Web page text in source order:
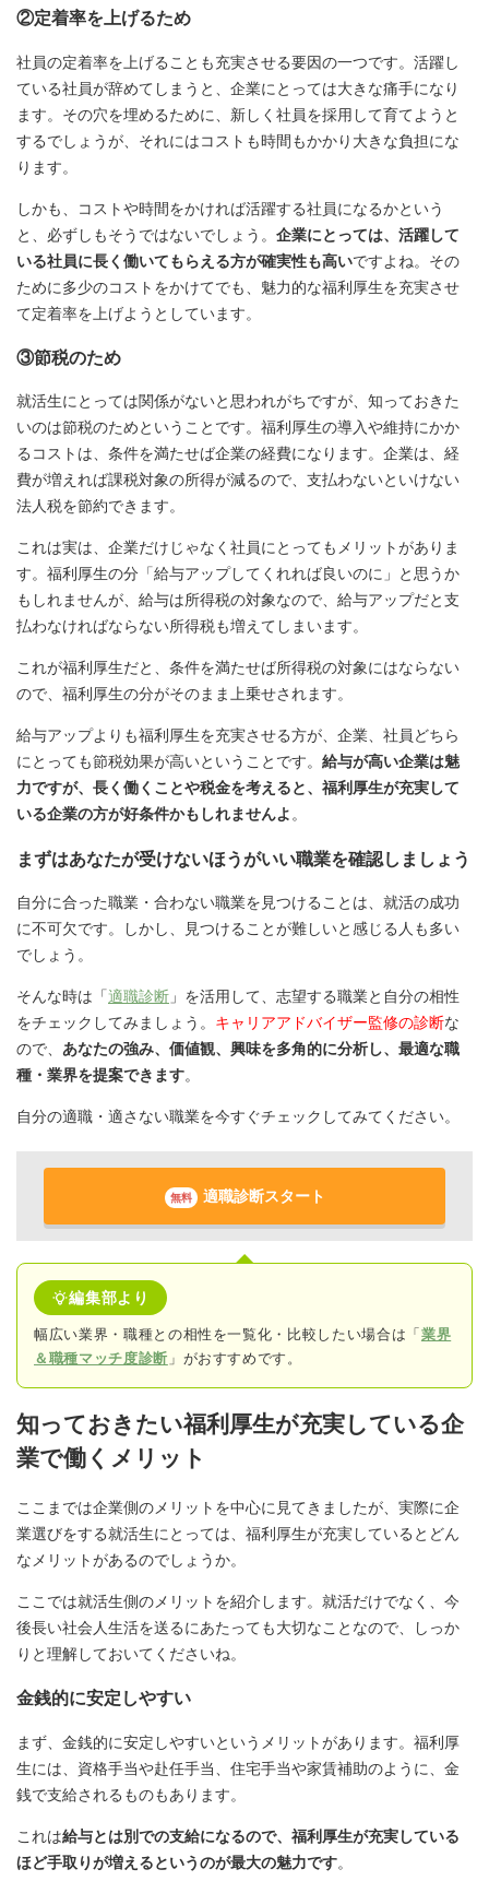
②定着率を上げるため
社員の定着率を上げることも充実させる要因の一つです。活躍し
ている社員が辞めてしまうと、企業にとっては大きな痛手になり
ます。その穴を埋めるために、新しく社員を採用して育てようと
するでしょうが、それにはコストも時間もかかり大きな負担にな
ります。
しかも、コストや時間をかければ活躍する社員になるかという
と、必ずしもそうではないでしょう。 企業にとっては、活躍して
いる社員に長く働いてもらえる方が確実性も高いですよね。その
ために多少のコストをかけてでも、魅力的な福利厚生を充実させ
て定着率を上げようとしています。
③節税のため
就活生にとっては関係がないと思われがちですが、知っておきた
いのは節税のためということです。福利厚生の導入や維持にかか
るコストは、条件を満たせば企業の経費になります。企業は、経
費が増えれば課税対象の所得が減るので、支払わないといけない
法人税を節約できます。
これは実は、企業だけじゃなく社員にとってもメリットがありま
す。福利厚生の分「給与アップしてくれれば良いのに」と思うか
もしれませんが、給与は所得税の対象なので、給与アップだと支
払わなければならない所得税も増えてしまいます。
これが福利厚生だと、条件を満たせば所得税の対象にはならない
ので、福利厚生の分がそのまま上乗せされます。
給与アップよりも福利厚生を充実させる方が、企業、社員どちら
にとっても節税効果が高いということです。 給与が高い企業は魅
力ですが、長く働くことや税金を考えると、福利厚生が充実して
いる企業の方が好条件かもしれませんよ。
まずはあなたが受けないほうがいい職業を確認しましょう
自分に合った職業・合わない職業を見つけることは、就活の成功
に不可欠です。しかし、見つけることが難しいと感じる人も多い
でしょう。
そんな時は「適職診断 」を活用して、志望する職業と自分の相性
をチェックしてみましょう。 キャリアアドバイザー監修の診断な
ので、 あなたの強み、価値観、興味を多角的に分析し、最適な職
種・業界を提案できます。
自分の適職・適さない職業を今すぐチェックしてみてください。
無料 適職診断スタート
編集部より
幅広い業界・職種との相性を一覧化・比較したい場合は「 業界
＆職種マッチ度診断 」がおすすめです。
知っておきたい福利厚生が充実している企
業で働くメリット
ここまでは企業側のメリットを中心に見てきましたが、実際に企
業選びをする就活生にとっては、福利厚生が充実しているとどん
なメリットがあるのでしょうか。
ここでは就活生側のメリットを紹介します。就活だけでなく、今
後長い社会人生活を送るにあたっても大切なことなので、しっか
りと理解しておいてくださいね。
金銭的に安定しやすい
まず、金銭的に安定しやすいというメリットがあります。福利厚
生には、資格手当や赴任手当、住宅手当や家賃補助のように、金
銭で支給されるものもあります。
これは給与とは別での支給になるので、福利厚生が充実している
ほど手取りが増えるというのが最大の魅力です。